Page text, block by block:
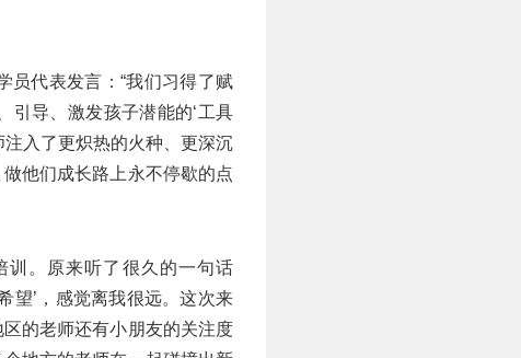
员代表发言：“我们习得了赋
引导、激发孩子潜能的‘工具
入了更炽热的火种、更深沉
他们成长路上永不停歇的点
训。原来听了很久的一句话
望’，感觉离我很远。这次来
的老师还有小朋友的关注度